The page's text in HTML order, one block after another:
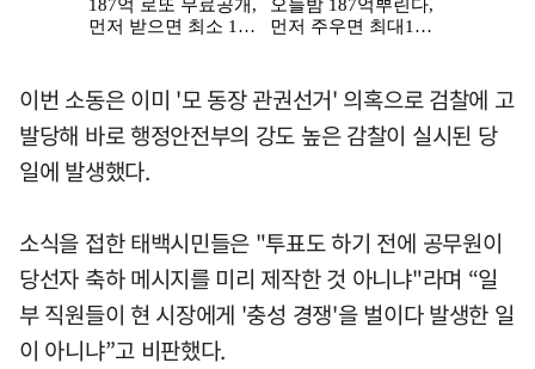
이번 소동은 이미 '모 동장 관권선거' 의혹으로 검찰에 고
발당해 바로 행정안전부의 강도 높은 감찰이 실시된 당
일에 발생했다.
소식을 접한 태백시민들은 "투표도 하기 전에 공무원이
당선자 축하 메시지를 미리 제작한 것 아니냐"라며 “일
부 직원들이 현 시장에게 '충성 경쟁'을 벌이다 발생한 일
이 아니냐”고 비판했다.